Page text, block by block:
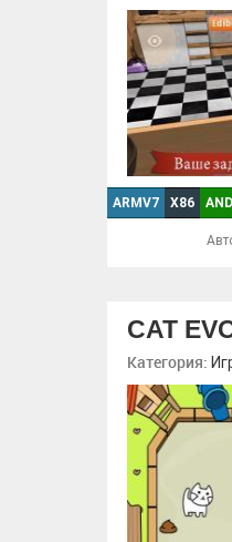
ARMV7 X86
CAT
Категория: